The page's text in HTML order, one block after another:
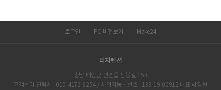
로그인 PC 버전보기 Make24
리치펜션
충남 태안군 안면읍 삼봉길 153
고객센터 연락처 : 010-4170-6254 / 사업자등록번호 : 189-19-00912 대표 박경원